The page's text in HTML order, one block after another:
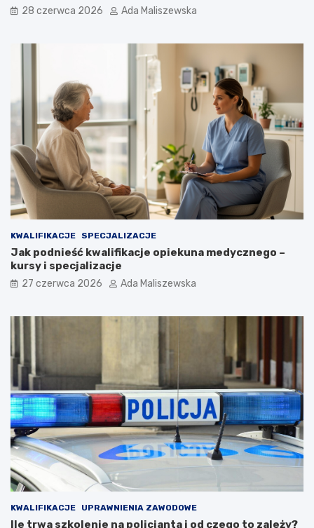
28 czerwca 2026 Ada Maliszewska
KWALIFIKACJE SPECJALIZACJE
Jak podnieść kwalifikacje opiekuna medycznego –
kursy i specjalizacje
27 czerwca 2026 Ada Maliszewska
KWALIFIKACJE UPRAWNIENIA ZAWODOWE
Ile trwa szkolenie na policjanta i od czego to zależy?